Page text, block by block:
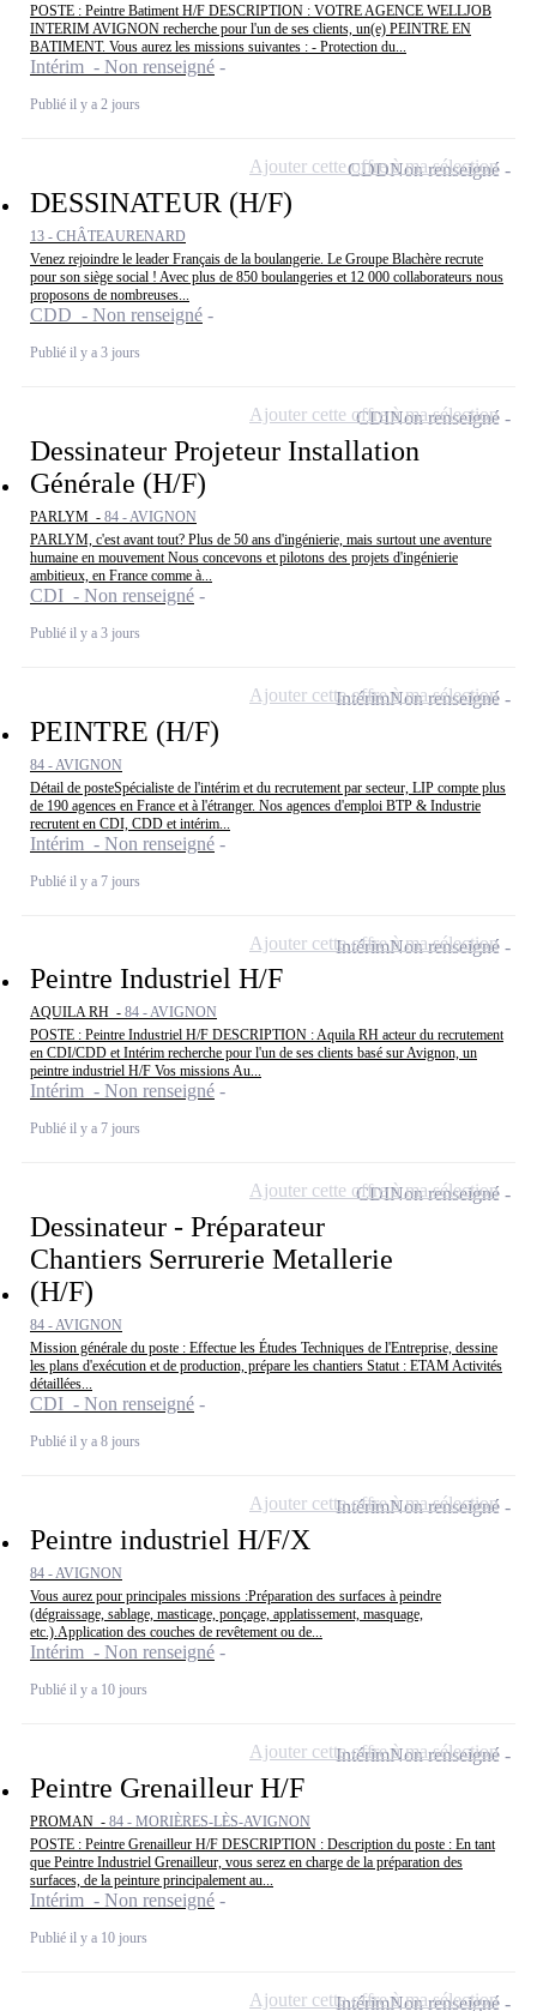
POSTE : Peintre Batiment H/F DESCRIPTION : VOTRE AGENCE WELLJOB
INTERIM AVIGNON recherche pour l'un de ses clients, un(e) PEINTRE EN
BATIMENT. Vous aurez les missions suivantes : - Protection du...
Intérim - Non renseigné
Publié il y a 2 jours
DESSINATEUR (H/F)
13 - CHÂTEAURENARD
Venez rejoindre le leader Français de la boulangerie. Le Groupe Blachère recrute
pour son siège social ! Avec plus de 850 boulangeries et 12 000 collaborateurs nous
proposons de nombreuses...
CDD - Non renseigné
Publié il y a 3 jours
CDDNon renseigné
Ajouter cette offre à ma sélection
Dessinateur Projeteur Installation
Générale (H/F)
PARLYM - 84 - AVIGNON
PARLYM, c'est avant tout? Plus de 50 ans d'ingénierie, mais surtout une aventure
humaine en mouvement Nous concevons et pilotons des projets d'ingénierie
ambitieux, en France comme à...
CDI - Non renseigné
Publié il y a 3 jours
CDINon renseigné
Ajouter cette offre à ma sélection
PEINTRE (H/F)
84 - AVIGNON
Détail de posteSpécialiste de l'intérim et du recrutement par secteur, LIP compte plus
de 190 agences en France et à l'étranger. Nos agences d'emploi BTP & Industrie
recrutent en CDI, CDD et intérim...
Intérim - Non renseigné
Publié il y a 7 jours
IntérimNon renseigné
Ajouter cette offre à ma sélection
Peintre Industriel H/F
AQUILA RH - 84 - AVIGNON
POSTE : Peintre Industriel H/F DESCRIPTION : Aquila RH acteur du recrutement
en CDI/CDD et Intérim recherche pour l'un de ses clients basé sur Avignon, un
peintre industriel H/F Vos missions Au...
Intérim - Non renseigné
Publié il y a 7 jours
IntérimNon renseigné
Ajouter cette offre à ma sélection
Dessinateur - Préparateur
Chantiers Serrurerie Metallerie
(H/F)
84 - AVIGNON
Mission générale du poste : Effectue les Études Techniques de l'Entreprise, dessine
les plans d'exécution et de production, prépare les chantiers Statut : ETAM Activités
détaillées...
CDI - Non renseigné
Publié il y a 8 jours
CDINon renseigné
Ajouter cette offre à ma sélection
Peintre industriel H/F/X
84 - AVIGNON
Vous aurez pour principales missions :Préparation des surfaces à peindre
(dégraissage, sablage, masticage, ponçage, applatissement, masquage,
etc.).Application des couches de revêtement ou de...
Intérim - Non renseigné
Publié il y a 10 jours
IntérimNon renseigné
Ajouter cette offre à ma sélection
Peintre Grenailleur H/F
PROMAN - 84 - MORIÈRES-LÈS-AVIGNON
POSTE : Peintre Grenailleur H/F DESCRIPTION : Description du poste : En tant
que Peintre Industriel Grenailleur, vous serez en charge de la préparation des
surfaces, de la peinture principalement au...
Intérim - Non renseigné
Publié il y a 10 jours
IntérimNon renseigné
Ajouter cette offre à ma sélection
IntérimNon renseigné
Ajouter cette offre à ma sélection